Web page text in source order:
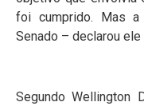
foi cumprido. Mas a
Senado – declarou
Segundo Wellington